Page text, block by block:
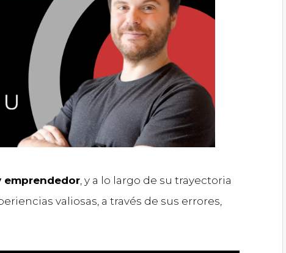
emprendedor, y a lo largo de su trayectoria
valiosas, a través de sus errores,